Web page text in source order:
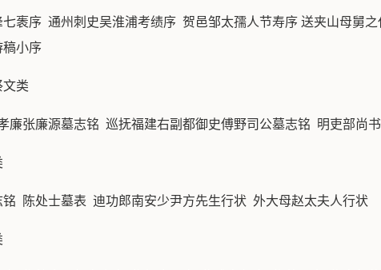
七袠序 通州刺史吴淮浦考绩序 贺邑邹太孺人节寿序 送夹山母舅
小序
文类
廉张廉源墓志铭 巡抚福建右副都御史傅野司公墓志铭 明吏部尚
铭 陈处士墓表 迪功郎南安少尹方先生行状 外大母赵太夫人行状